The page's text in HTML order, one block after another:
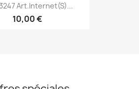
Art.Internet(s)...
10,00 €